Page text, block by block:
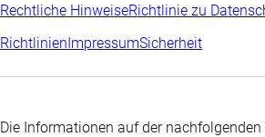
Rechtliche HinweiseRichtlinie zu
RichtlinienImpressumSicherheit
Die Informationen auf der nachfolgenden